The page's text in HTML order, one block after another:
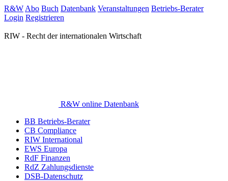
R&W Abo Buch Datenbank Veranstaltungen Betriebs-Berater
Login Registrieren
RIW - Recht der internationalen Wirtschaft
R&W online Datenbank
BB Betriebs-Berater
CB Compliance
RIW International
EWS Europa
RdF Finanzen
RdZ Zahlungsdienste
DSB-Datenschutz